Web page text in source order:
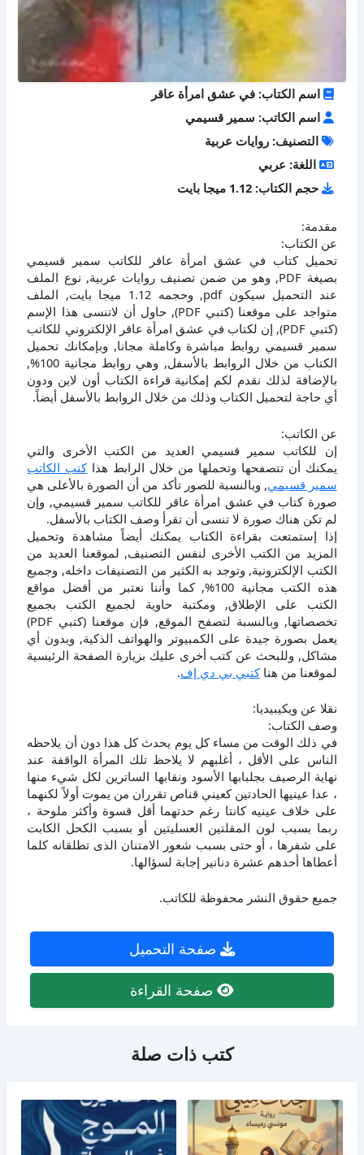
اسم الكتاب: في عشق امرأة عاقر
اسم الكاتب: سمير قسيمي
التصنيف: روايات عربية
اللغة: عربي
حجم الكتاب: 1.12 ميجا بايت
مقدمة:
عن الكتاب:
تحميل كتاب في عشق امرأة عاقر للكاتب سمير قسيمي
بصيغة PDF, وهو من ضمن تصنيف روايات عربية, نوع الملف
عند التحميل سيكون pdf, وحجمه 1.12 ميجا بايت, الملف
متواجد على موقعنا (كتبي PDF), حاول أن لاتنسى هذا الإسم
(كتبي PDF), إن لكتاب في عشق امرأة عاقر الإلكتروني للكاتب
سمير قسيمي روابط مباشرة وكاملة مجانا, وبإمكانك تحميل
الكتاب من خلال الروابط بالأسفل, وهي روابط مجانية 100%,
بالإضافة لذلك نقدم لكم إمكانية قراءة الكتاب أون لاين ودون
أي حاجة لتحميل الكتاب وذلك من خلال الروابط بالأسفل أيضاً.
عن الكاتب:
إن للكاتب سمير قسيمي العديد من الكتب الأخرى والتي
يمكنك أن تتصفحها وتحملها من خلال الرابط هذاكتب الكاتب
سمير قسيمي, وبالنسبة للصور تأكد من أن الصورة بالأعلى هي
صورة كتاب في عشق امرأة عاقر للكاتب سمير قسيمي, وإن
لم تكن هناك صورة لا تنسى أن تقرأ وصف الكتاب بالأسفل.
إذا إستمتعت بقراءة الكتاب يمكنك أيضاً مشاهدة وتحميل
المزيد من الكتب الأخرى لنفس التصنيف, لموقعنا العديد من
الكتب الإلكترونية, وتوجد به الكثير من التصنيفات داخله, وجميع
هذه الكتب مجانية 100%, كما وأننا نعتبر من أفضل مواقع
الكتب على الإطلاق, ومكتبة حاوية لجميع الكتب بجميع
تخصصاتها, وبالنسبة لتصفح الموقع, فإن موقعنا (كتبي PDF)
يعمل بصورة جيدة على الكمبيوتر والهواتف الذكية, وبدون أي
مشاكل, وللبحث عن كتب أخرى عليك بزيارة الصفحة الرئيسية
لموقعنا من هناكتبي بي دي إف.
نقلا عن ويكيبيديا:
وصف الكتاب:
في ذلك الوقت من مساء كل يوم يحدث كل هذا دون أن يلاحظه
الناس على الأقل ، أغلبهم لا يلاحظ تلك المرأة الواقفة عند
نهاية الرصيف بجلبابها الأسود ونقابها الساترين لكل شيء منها
، عدا عينيها الحادتين كعيني قناص تقرران من يموت أولاً لكنهما
على خلاف عينيه كانتا رغم حدتهما أقل قسوة وأكثر ملوحة ،
ربما بسبب لون المقلتين العسليتين أو بسبب الكحل الكابت
على شفرها ، أو حتى بسبب شعور الامتنان الذى تطلقانه كلما
أعطاها أحدهم عشرة دنانير إجابة لسؤالها.
جميع حقوق النشر محفوظة للكاتب.
صفحة التحميل
صفحة القراءة
كتب ذات صلة